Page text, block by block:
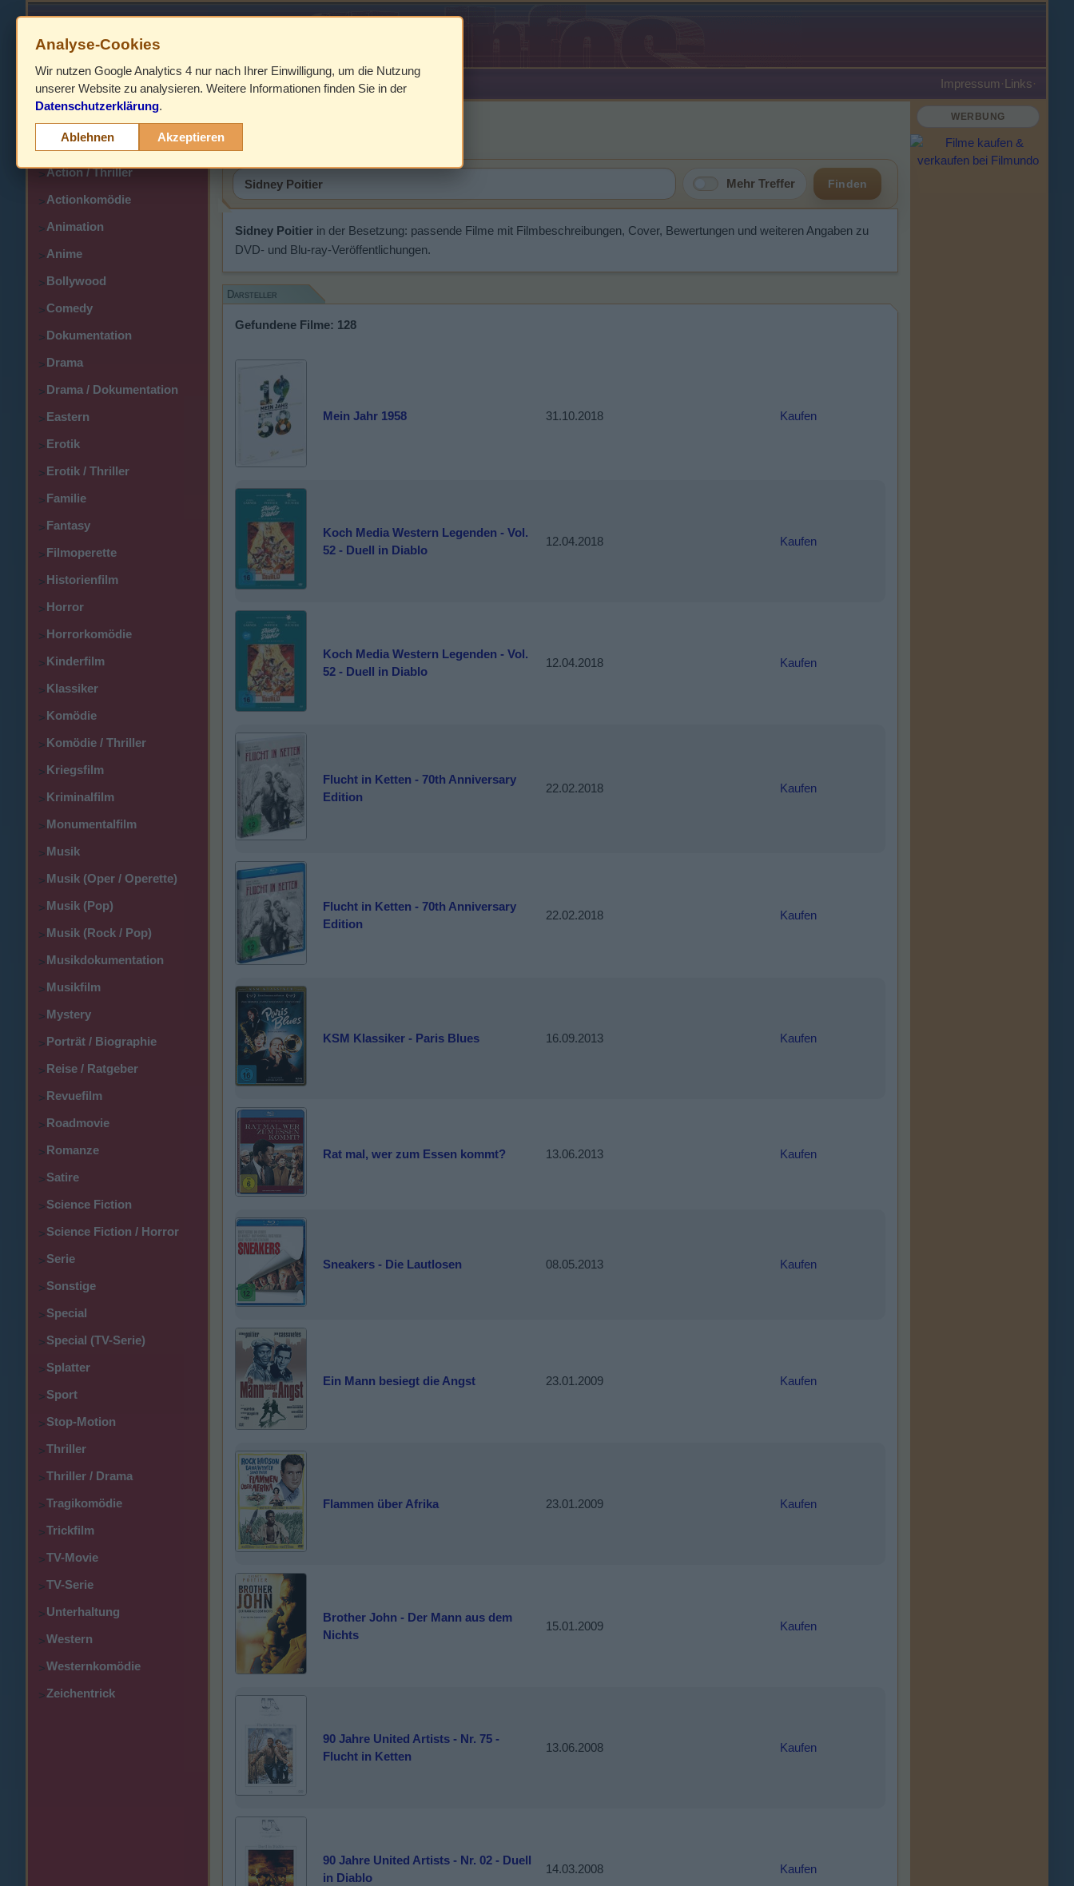
HOME Impressum ·Links·
>
> Action
>Action / Thriller
>Actionkomödie
>Animation
>Anime
>Bollywood
>Comedy
>Dokumentation
>Drama
>Drama / Dokumentation
>Eastern
>Erotik
>Erotik / Thriller
>Familie
>Fantasy
>Filmoperette
>Historienfilm
>Horror
>Horrorkomödie
>Kinderfilm
>Klassiker
>Komödie
>Komödie / Thriller
>Kriegsfilm
>Kriminalfilm
>Monumentalfilm
>Musik
>Musik (Oper / Operette)
>Musik (Pop)
>Musik (Rock / Pop)
>Musikdokumentation
>Musikfilm
>Mystery
>Porträt / Biographie
>Reise / Ratgeber
>Revuefilm
>Roadmovie
>Romanze
>Satire
>Science Fiction
>Science Fiction / Horror
>Serie
>Sonstige
>Special
>Special (TV-Serie)
>Splatter
>Sport
>Stop-Motion
>Thriller
>Thriller / Drama
>Tragikomödie
>Trickfilm
>TV-Movie
>TV-Serie
>Unterhaltung
>Western
>Westernkomödie
>Zeichentrick
Sidney Poitier
Mehr Treffer Finden
Sidney Poitier in der Besetzung: passende Filme mit Filmbeschreibungen, Cover, Bewertungen und weiteren Angaben zu
DVD- und Blu-ray-Veröffentlichungen.
Darsteller
Gefundene Filme: 128
Mein Jahr 1958 31.10.2018 Kaufen
Koch Media Western Legenden - Vol.
52 - Duell in Diablo
12.04.2018 Kaufen
Koch Media Western Legenden - Vol.
52 - Duell in Diablo
12.04.2018 Kaufen
Flucht in Ketten - 70th Anniversary
Edition
22.02.2018 Kaufen
Flucht in Ketten - 70th Anniversary
Edition
22.02.2018 Kaufen
KSM Klassiker - Paris Blues 16.09.2013 Kaufen
Rat mal, wer zum Essen kommt? 13.06.2013 Kaufen
Sneakers - Die Lautlosen 08.05.2013 Kaufen
Ein Mann besiegt die Angst 23.01.2009 Kaufen
Flammen über Afrika 23.01.2009 Kaufen
Brother John - Der Mann aus dem
Nichts
15.01.2009 Kaufen
90 Jahre United Artists - Nr. 75 -
Flucht in Ketten
13.06.2008 Kaufen
90 Jahre United Artists - Nr. 02 - Duell
in Diablo
14.03.2008 Kaufen
WERBUNG
Analyse-Cookies
Wir nutzen Google Analytics 4 nur nach Ihrer Einwilligung, um die Nutzung
unserer Website zu analysieren. Weitere Informationen finden Sie in der
Datenschutzerklärung.
Ablehnen Akzeptieren